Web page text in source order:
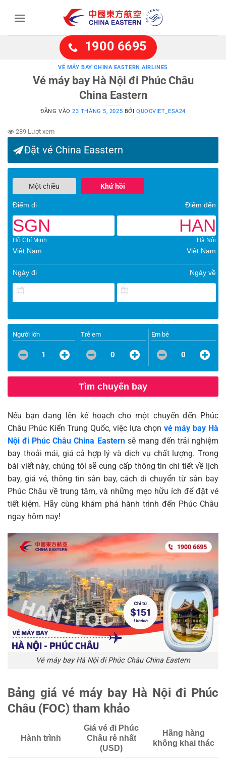
1900 6695
VÉ MÁY BAY CHINA EASTERN AIRLINES
Vé máy bay Hà Nội đi Phúc Châu
China Eastern
ĐĂNG VÀO23 THÁNG 5, 2025 BỞI QUOCVIET_ESA24
289 Lượt xem
Đặt vé China Easstern
Một chiều Khứ hồi
Điểm đi Điểm đến
SGN
Hồ Chí Minh
Việt Nam
HAN
Hà Nội
Việt Nam
Ngày đi Ngày về
Người lớn
1
Trẻ em
0
Em bé
0
Tìm chuyến bay
Nếu bạn đang lên kế hoạch cho một chuyến đến Phúc
Châu Phúc Kiến Trung Quốc, việc lựa chọn vé máy bay Hà
Nội đi Phúc Châu China Easternsẽ mang đến trải nghiệm
bay thoải mái, giá cả hợp lý và dịch vụ chất lượng. Trong
bài viết này, chúng tôi sẽ cung cấp thông tin chi tiết về lịch
bay, giá vé, thông tin sân bay, cách di chuyển từ sân bay
Phúc Châu về trung tâm, và những mẹo hữu ích để đặt vé
tiết kiệm. Hãy cùng khám phá hành trình đến Phúc Châu
ngay hôm nay!
Vé máy bay Hà Nội đi Phúc Châu China Eastern
Bảng giá vé máy bay Hà Nội đi Phúc
Châu (FOC) tham khảo
Hành trình
Giá vé đi Phúc
Châu rẻ nhất
(USD)
Hãng hàng
không khai thác